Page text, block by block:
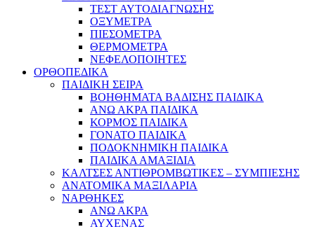
ΤΕΣΤ ΑΥΤΟΔΙΑΓΝΩΣΗΣ
ΟΞΥΜΕΤΡΑ
ΠΙΕΣΟΜΕΤΡΑ
ΘΕΡΜΟΜΕΤΡΑ
ΝΕΦΕΛΟΠΟΙΗΤΕΣ
ΟΡΘΟΠΕΔΙΚΑ
ΠΑΙΔΙΚΗ ΣΕΙΡΑ
ΒΟΗΘΗΜΑΤΑ ΒΑΔΙΣΗΣ ΠΑΙΔΙΚΑ
ΑΝΩ ΑΚΡΑ ΠΑΙΔΙΚΑ
ΚΟΡΜΟΣ ΠΑΙΔΙΚΑ
ΓΟΝΑΤΟ ΠΑΙΔΙΚΑ
ΠΟΔΟΚΝΗΜΙΚΗ ΠΑΙΔΙΚΑ
ΠΑΙΔΙΚΑ ΑΜΑΞΙΔΙΑ
ΚΑΛΤΣΕΣ ΑΝΤΙΘΡΟΜΒΩΤΙΚΕΣ – ΣΥΜΠΙΕΣΗΣ
ΑΝΑΤΟΜΙΚΑ ΜΑΞΙΛΑΡΙΑ
ΝΑΡΘΗΚΕΣ
ΑΝΩ ΑΚΡΑ
ΑΥΧΕΝΑΣ